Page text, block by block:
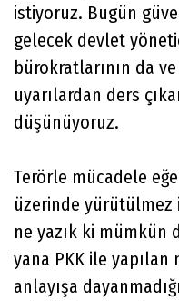
istiyoruz. Bugün
gelecek devlet
bürokratlarının da
uyarılardan ders
düşünüyoruz.
Terörle mücadele
üzerinde yürütülmez
ne yazık ki mümkün
yana PKK ile
anlayışa